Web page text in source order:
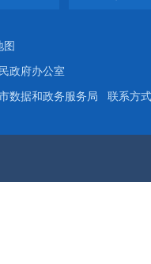
图
民政府办公室
数据和政务服务局 联系方